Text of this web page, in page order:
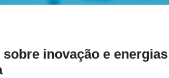
inovação e energias